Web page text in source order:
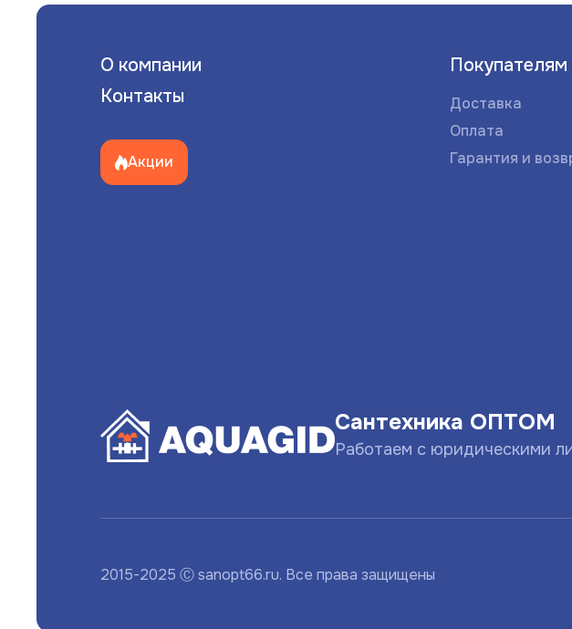
Вентиляционное оборудование
Сантехника ОПТОМ
Работаем с юридическими
О компании
Контакты
Акции
Покупателям
Доставка
Оплата
Гарантия и
2015-2025 Ⓒ sanopt66.ru. Все права защищены